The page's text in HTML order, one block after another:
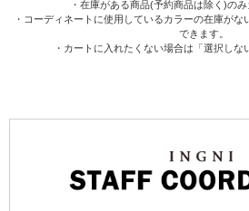
・在庫がある商品(予約商品は除く)のみ
・コーディネートに使用しているカラーの在庫が
できます。
・カートに入れたくない場合は「選択しな